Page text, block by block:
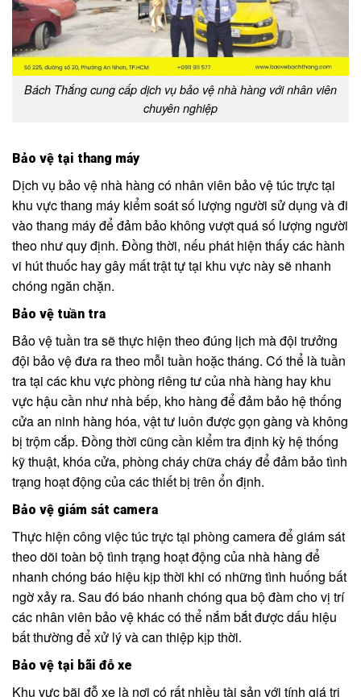
Bách Thắng cung cấp dịch vụ bảo vệ nhà hàng với nhân viên
chuyên nghiệp
Bảo vệ tại thang máy
Dịch vụ bảo vệ nhà hàng có nhân viên bảo vệ túc trực tại
khu vực thang máy kiểm soát số lượng người sử dụng và đi
vào thang máy để đảm bảo không vượt quá số lượng người
theo như quy định. Đồng thời, nếu phát hiện thấy các hành
vi hút thuốc hay gây mất trật tự tại khu vực này sẽ nhanh
chóng ngăn chặn.
Bảo vệ tuần tra
Bảo vệ tuần tra sẽ thực hiện theo đúng lịch mà đội trưởng
đội bảo vệ đưa ra theo mỗi tuần hoặc tháng. Có thể là tuần
tra tại các khu vực phòng riêng tư của nhà hàng hay khu
vực hậu cần như nhà bếp, kho hàng để đảm bảo hệ thống
cửa an ninh hàng hóa, vật tư luôn được gọn gàng và không
bị trộm cắp. Đồng thời cũng cần kiểm tra định kỳ hệ thống
kỹ thuật, khóa cửa, phòng cháy chữa cháy để đảm bảo tình
trạng hoạt động của các thiết bị trên ổn định.
Bảo vệ giám sát camera
Thực hiện công việc túc trực tại phòng camera để giám sát
theo dõi toàn bộ tình trạng hoạt động của nhà hàng để
nhanh chóng báo hiệu kịp thời khi có những tình huống bất
ngờ xảy ra. Sau đó báo nhanh chóng qua bộ đàm cho vị trí
các nhân viên bảo vệ khác có thể nắm bắt được dấu hiệu
bất thường để xử lý và can thiệp kịp thời.
Bảo vệ tại bãi đỗ xe
Khu vực bãi đỗ xe là nơi có rất nhiều tài sản với tính giá trị